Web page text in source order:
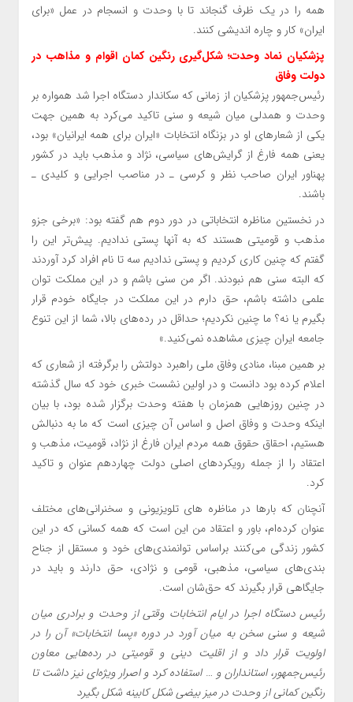
همه را در یک ظرف گنجاند تا با وحدت و انسجام در عمل «برای
ایران» کار و چاره اندیشی کنند.
پزشکیان نماد وحدت؛ شکل‌گیری رنگین کمان اقوام و مذاهب در
دولت وفاق
رئیس‌جمهور پزشکیان از زمانی که سکاندار دستگاه اجرا شد همواره بر
وحدت و همدلی میان شیعه و سنی تاکید می‌کرد به همین جهت
یکی از شعارهای او در بزنگاه انتخابات «ایران برای همه ایرانیان» بود،
یعنی همه فارغ از گرایش‌های سیاسی، نژاد و مذهب باید در کشور
پهناور ایران صاحب نظر و کرسی ـ در مناصب اجرایی و کلیدی ـ
باشند.
در نخستین مناظره انتخاباتی در دور دوم هم گفته بود: «برخی جزو
مذهب و قومیتی هستند که به آنها پستی ندادیم. پیش‌تر این را
گفتم که چنین کاری کردیم و پستی ندادیم سه تا نام افراد کرد آوردند
که البته سنی هم نبودند. اگر من سنی باشم و در این مملکت توان
علمی داشته باشم، حق دارم در این مملکت در جایگاه خودم قرار
بگیرم یا نه؟ ما چنین نکردیم؛ حداقل در رده‌های بالا، شما از این تنوع
جامعه ایران چیزی مشاهده نمی‌کنید.»
بر همین مبنا، منادی وفاق ملی راهبرد دولتش را برگرفته از شعاری که
اعلام کرده بود دانست و در اولین نشست خبری خود که سال گذشته
در چنین روزهایی همزمان با هفته وحدت برگزار شده بود، با بیان
اینکه وحدت و وفاق اصل و اساس آن چیزی است که ما به دنبالش
هستیم، احقاق حقوق همه مردم ایران فارغ از نژاد، قومیت، مذهب و
اعتقاد را از جمله رویکردهای اصلی دولت چهاردهم عنوان و تاکید
کرد.
آنچنان که بارها در مناظره های تلویزیونی و سخنرانی‌های مختلف
عنوان کرده‌ام، باور و اعتقاد من این است که همه کسانی که در این
کشور زندگی می‌کنند براساس توانمندی‌های خود و مستقل از جناح‌
بندی‌های سیاسی، مذهبی، قومی و نژادی، حق دارند و باید در
جایگاهی قرار بگیرند که حق‌شان است.
رئیس دستگاه اجرا در ایام انتخابات وقتی از وحدت و برادری میان
شیعه و سنی سخن به میان آورد در دوره «پسا انتخابات» آن را در
اولویت قرار داد و از اقلیت دینی و قومیتی در رده‌هایی معاون
رئیس‌جمهور، استانداران و … استفاده کرد و اصرار ویژه‌ای نیز داشت تا
رنگین کمانی از وحدت در میز بیضی شکل کابینه شکل بگیرد